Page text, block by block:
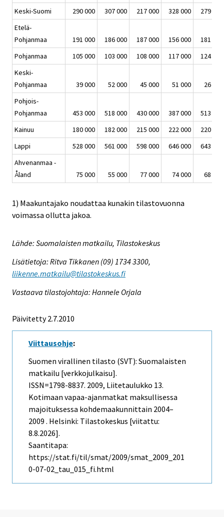
Keski-Suomi
290 000 307 000 217 000 328 000
279 000
Etelä-
Pohjanmaa
191 000 186 000 187 000 156 000
181 000
Pohjanmaa
105 000 103 000 108 000 117 000
124 000
Keski-
Pohjanmaa
39 000 52 000 45 000 51 000
26 000
Pohjois-
Pohjanmaa
453 000 518 000 430 000 387 000
513 000
Kainuu
180 000 182 000 215 000 222 000
220 000
Lappi
528 000 561 000 598 000 646 000
643 000
Ahvenanmaa -
Åland
75 000 55 000 77 000 74 000 68 000
1) Maakuntajako noudattaa kunakin tilastovuonna
voimassa ollutta jakoa.
Lähde: Suomalaisten matkailu, Tilastokeskus
Lisätietoja: Ritva Tikkanen (09) 1734 3300,
liikenne.matkailu@tilastokeskus.fi
Vastaava tilastojohtaja: Hannele Orjala
Päivitetty 2.7.2010
Viittausohje:
Suomen virallinen tilasto (SVT): Suomalaisten
matkailu [verkkojulkaisu].
ISSN=1798-8837. 2009, Liitetaulukko 13.
Kotimaan vapaa-ajanmatkat maksullisessa
majoituksessa kohdemaakunnittain 2004–
2009 . Helsinki: Tilastokeskus [viitattu:
8.8.2026].
Saantitapa:
https://stat.fi/til/smat/2009/smat_2009_201
0-07-02_tau_015_fi.html